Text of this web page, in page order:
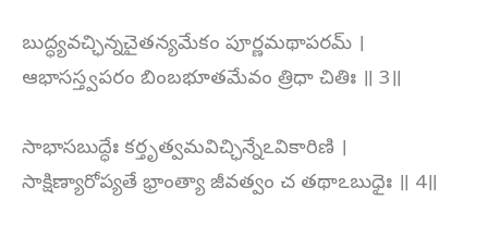
బుద్ధ్యవచ్ఛిన్నచైతన్యమేకం పూర్ణమథాపరమ్ ।
ఆభాసస్త్వపరం బింబభూతమేవం త్రిధా చితిః ॥ 3॥
సాభాసబుద్ధేః కర్తృత్వమవిచ్ఛిన్నేఽవికారిణి ।
సాక్షిణ్యారోప్యతే భ్రాంత్యా జీవత్వం చ తథాఽబుధైః ॥ 4॥